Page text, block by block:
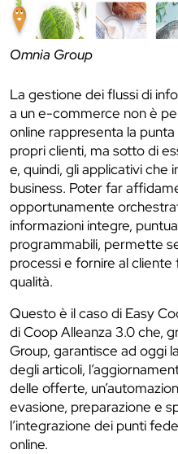
Omnia Group
La gestione dei flussi di
a un e-commerce non è
online rappresenta la
propri clienti, ma sotto di
e, quindi, gli applicativi
business. Poter far
opportunamente
informazioni integre,
programmabili, permette
processi e fornire al
qualità.
Questo è il caso di Easy
di Coop Alleanza 3.0 che,
Group, garantisce ad oggi
degli articoli,
delle offerte,
evasione, preparazione e
l’integrazione dei punti
online.